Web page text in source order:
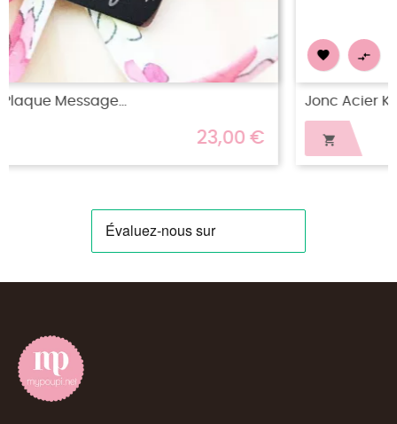
Jonc Acier Katarina
16,00 €